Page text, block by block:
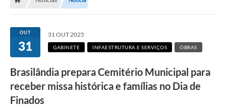
Transparência
Câmara Municipal
e-SIC
Tributação
OUT
31
31 OUT 2025
GABINETE INFAESTRUTURA E SERVIÇOS OBRAS
Brasilândia prepara Cemitério Municipal para
receber missa histórica e famílias no Dia de
Finados